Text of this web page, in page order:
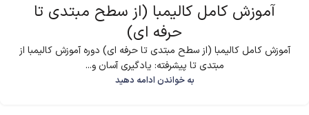
آموزش کامل کالیمبا (از سطح مبتدی تا
حرفه ای)
آموزش کامل کالیمبا (از سطح مبتدی تا حرفه ای) دوره آموزش کالیمبا از
مبتدی تا پیشرفته: یادگیری آسان و...
به خواندن ادامه دهید